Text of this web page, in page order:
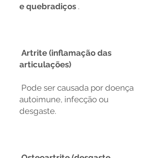
e quebradiços .
Artrite (inflamação das
articulações)
Pode ser causada por doença
autoimune, infecção ou
desgaste.